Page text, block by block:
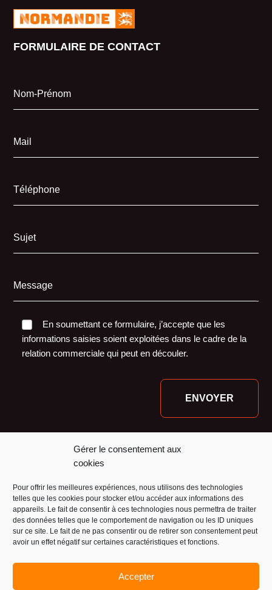
Gérer le consentement aux
cookies
Pour offrir les meilleures expériences, nous utilisons des technologies
telles que les cookies pour stocker et/ou accéder aux informations des
appareils. Le fait de consentir à ces technologies nous permettra de traiter
des données telles que le comportement de navigation ou les ID uniques
sur ce site. Le fait de ne pas consentir ou de retirer son consentement peut
avoir un effet négatif sur certaines caractéristiques et fonctions.
Accepter
FORMULAIRE DE CONTACT
Nom-Prénom
Mail
Téléphone
Sujet
Message
En soumettant ce formulaire, j’accepte que les
informations saisies soient exploitées dans le cadre de la
relation commerciale qui peut en découler.